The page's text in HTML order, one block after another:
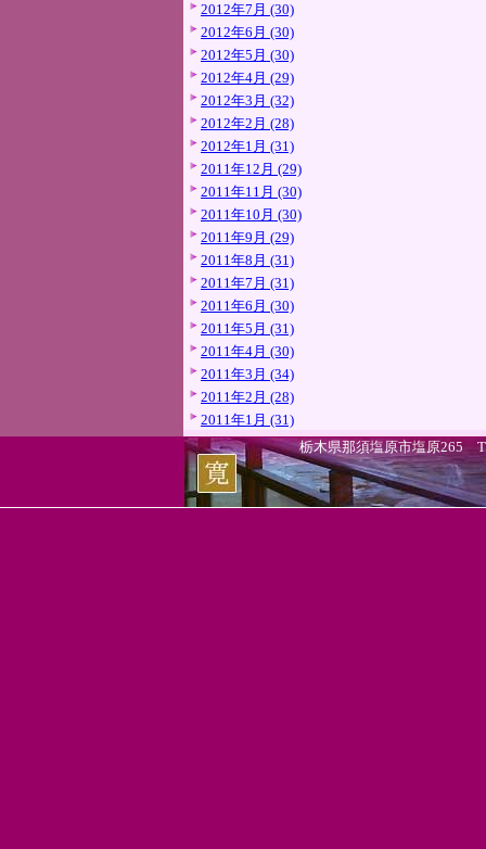
2012年7月 (30)
2012年6月 (30)
2012年5月 (30)
2012年4月 (29)
2012年3月 (32)
2012年2月 (28)
2012年1月 (31)
2011年12月 (29)
2011年11月 (30)
2011年10月 (30)
2011年9月 (29)
2011年8月 (31)
2011年7月 (31)
2011年6月 (30)
2011年5月 (31)
2011年4月 (30)
2011年3月 (34)
2011年2月 (28)
2011年1月 (31)
栃木県那須塩原市塩原265